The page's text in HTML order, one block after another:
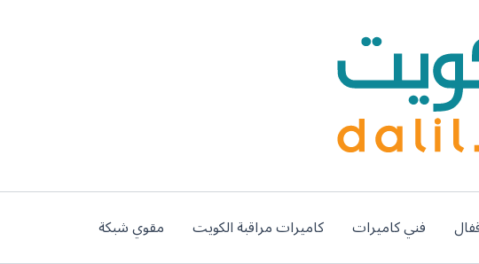
فني كاميرات كاميرات مراقبة الكويت مقوي شبكة